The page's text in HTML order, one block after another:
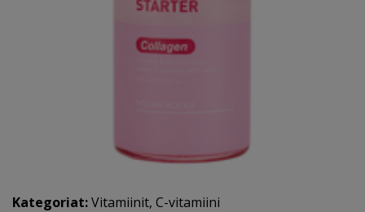
Kategoriat:Vitamiinit, C-vitamiini